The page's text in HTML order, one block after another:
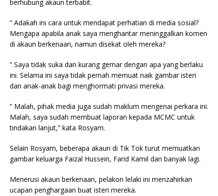
berhubung akaun terbabit.
” Adakah ini cara untuk mendapat perhatian di media sosial?
Mengapa apabila anak saya menghantar meninggalkan komen
di akaun berkenaan, namun disekat oleh mereka?
” Saya tidak suka dan kurang gemar dengan apa yang berlaku
ini. Selama ini saya tidak pernah memuat naik gambar isteri
dan anak-anak bagi menghormati privasi mereka.
” Malah, pihak media juga sudah maklum mengenai perkara ini.
Malah, saya sudah membuat laporan kepada MCMC untuk
tindakan lanjut,” kata Rosyam.
Selain Rosyam, beberapa akaun di Tik Tok turut memuatkan
gambar keluarga Faizal Hussein, Farid Kamil dan banyak lagi.
Menerusi akaun berkenaan, pelakon lelaki ini menzahirkan
ucapan penghargaan buat isteri mereka.